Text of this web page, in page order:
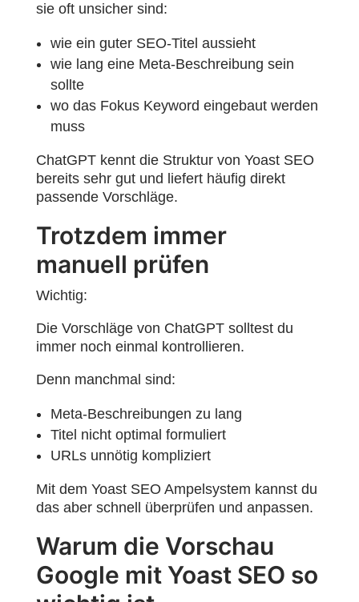
sie oft unsicher sind:
wie ein guter SEO-Titel aussieht
wie lang eine Meta-Beschreibung sein
sollte
wo das Fokus Keyword eingebaut werden
muss
ChatGPT kennt die Struktur von Yoast SEO
bereits sehr gut und liefert häufig direkt
passende Vorschläge.
Trotzdem immer
manuell prüfen
Wichtig:
Die Vorschläge von ChatGPT solltest du
immer noch einmal kontrollieren.
Denn manchmal sind:
Meta-Beschreibungen zu lang
Titel nicht optimal formuliert
URLs unnötig kompliziert
Mit dem Yoast SEO Ampelsystem kannst du
das aber schnell überprüfen und anpassen.
Warum die Vorschau
Google mit Yoast SEO so